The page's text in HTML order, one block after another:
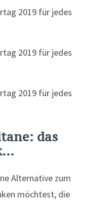
das
Alternative zum
möchtest, die